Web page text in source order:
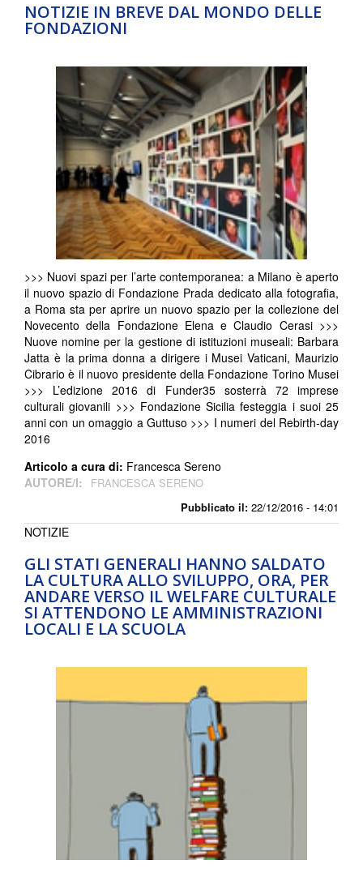
NOTIZIE IN BREVE DAL MONDO DELLE
FONDAZIONI
Pubblicato il: 22/12/2016 - 14:01
>>> Nuovi spazi per l’arte contemporanea: a Milano è aperto
il nuovo spazio di Fondazione Prada dedicato alla fotografia,
a Roma sta per aprire un nuovo spazio per la collezione del
Novecento della Fondazione Elena e Claudio Cerasi >>>
Nuove nomine per la gestione di istituzioni museali: Barbara
Jatta è la prima donna a dirigere i Musei Vaticani, Maurizio
Cibrario è il nuovo presidente della Fondazione Torino Musei
>>> L’edizione 2016 di Funder35 sosterrà 72 imprese
culturali giovanili >>> Fondazione Sicilia festeggia i suoi 25
anni con un omaggio a Guttuso >>> I numeri del Rebirth-day
2016
Articolo a cura di: Francesca Sereno
AUTORE/I:
FRANCESCA SERENO
GLI STATI GENERALI HANNO SALDATO
LA CULTURA ALLO SVILUPPO, ORA, PER
ANDARE VERSO IL WELFARE CULTURALE
SI ATTENDONO LE AMMINISTRAZIONI
LOCALI E LA SCUOLA
NOTIZIE